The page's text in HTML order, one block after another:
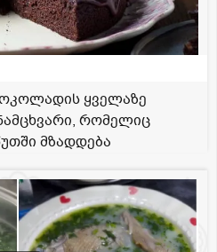
ყველაზე
რომელიც
მზადდება